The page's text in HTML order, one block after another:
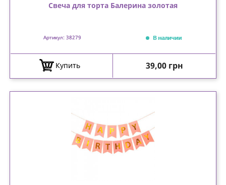
Свеча для торта Балерина золотая
Артикул: 38279 В наличии
Купить Цена
39,00 грн